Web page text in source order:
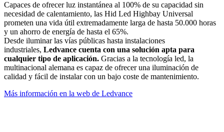
Capaces de ofrecer luz instantánea al 100% de su capacidad sin
necesidad de calentamiento, las Hid Led Highbay Universal
prometen una vida útil extremadamente larga de hasta 50.000 horas
y un ahorro de energía de hasta el 65%.
Desde iluminar las vías públicas hasta instalaciones
industriales, Ledvance cuenta con una solución apta para
cualquier tipo de aplicación. Gracias a la tecnología led, la
multinacional alemana es capaz de ofrecer una iluminación de
calidad y fácil de instalar con un bajo coste de mantenimiento.
Más información en la web de Ledvance